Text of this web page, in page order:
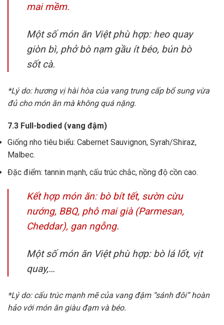
mai mềm.
Một số món ăn Việt phù hợp: heo quay
giòn bì, phở bò nạm gầu ít béo, bún bò
sốt cà.
*Lý do: hương vị hài hòa của vang trung cấp bổ sung vừa
đủ cho món ăn mà không quá nặng.
7.3 Full-bodied (vang đậm)
Giống nho tiêu biểu: Cabernet Sauvignon, Syrah/Shiraz,
Malbec.
Đặc điểm: tannin mạnh, cấu trúc chắc, nồng độ cồn cao.
Kết hợp món ăn: bò bít tết, sườn cừu
nướng, BBQ, phô mai già (Parmesan,
Cheddar), gan ngỗng.
Một số món ăn Việt phù hợp: bò lá lốt, vịt
quay,…
*Lý do: cấu trúc mạnh mẽ của vang đậm “sánh đôi” hoàn
hảo với món ăn giàu đạm và béo.